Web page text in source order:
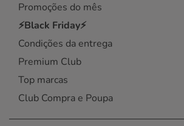
Promoções do mês
⚡Black Friday⚡
Condições da entrega
Premium Club
Top marcas
Club Compra e Poupa